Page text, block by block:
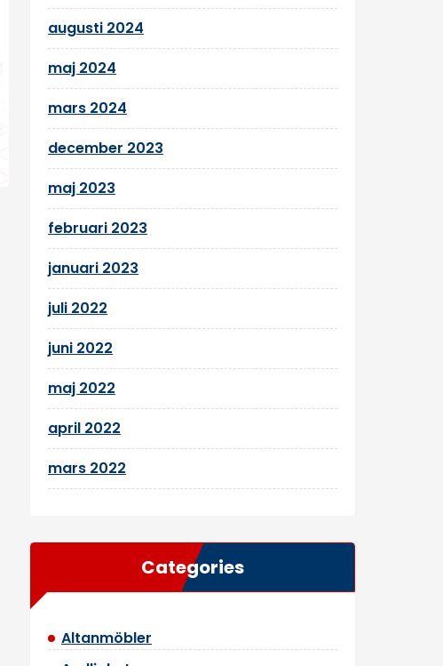
augusti 2024
maj 2024
mars 2024
december 2023
maj 2023
februari 2023
januari 2023
juli 2022
juni 2022
maj 2022
april 2022
mars 2022
Categories
Altanmöbler